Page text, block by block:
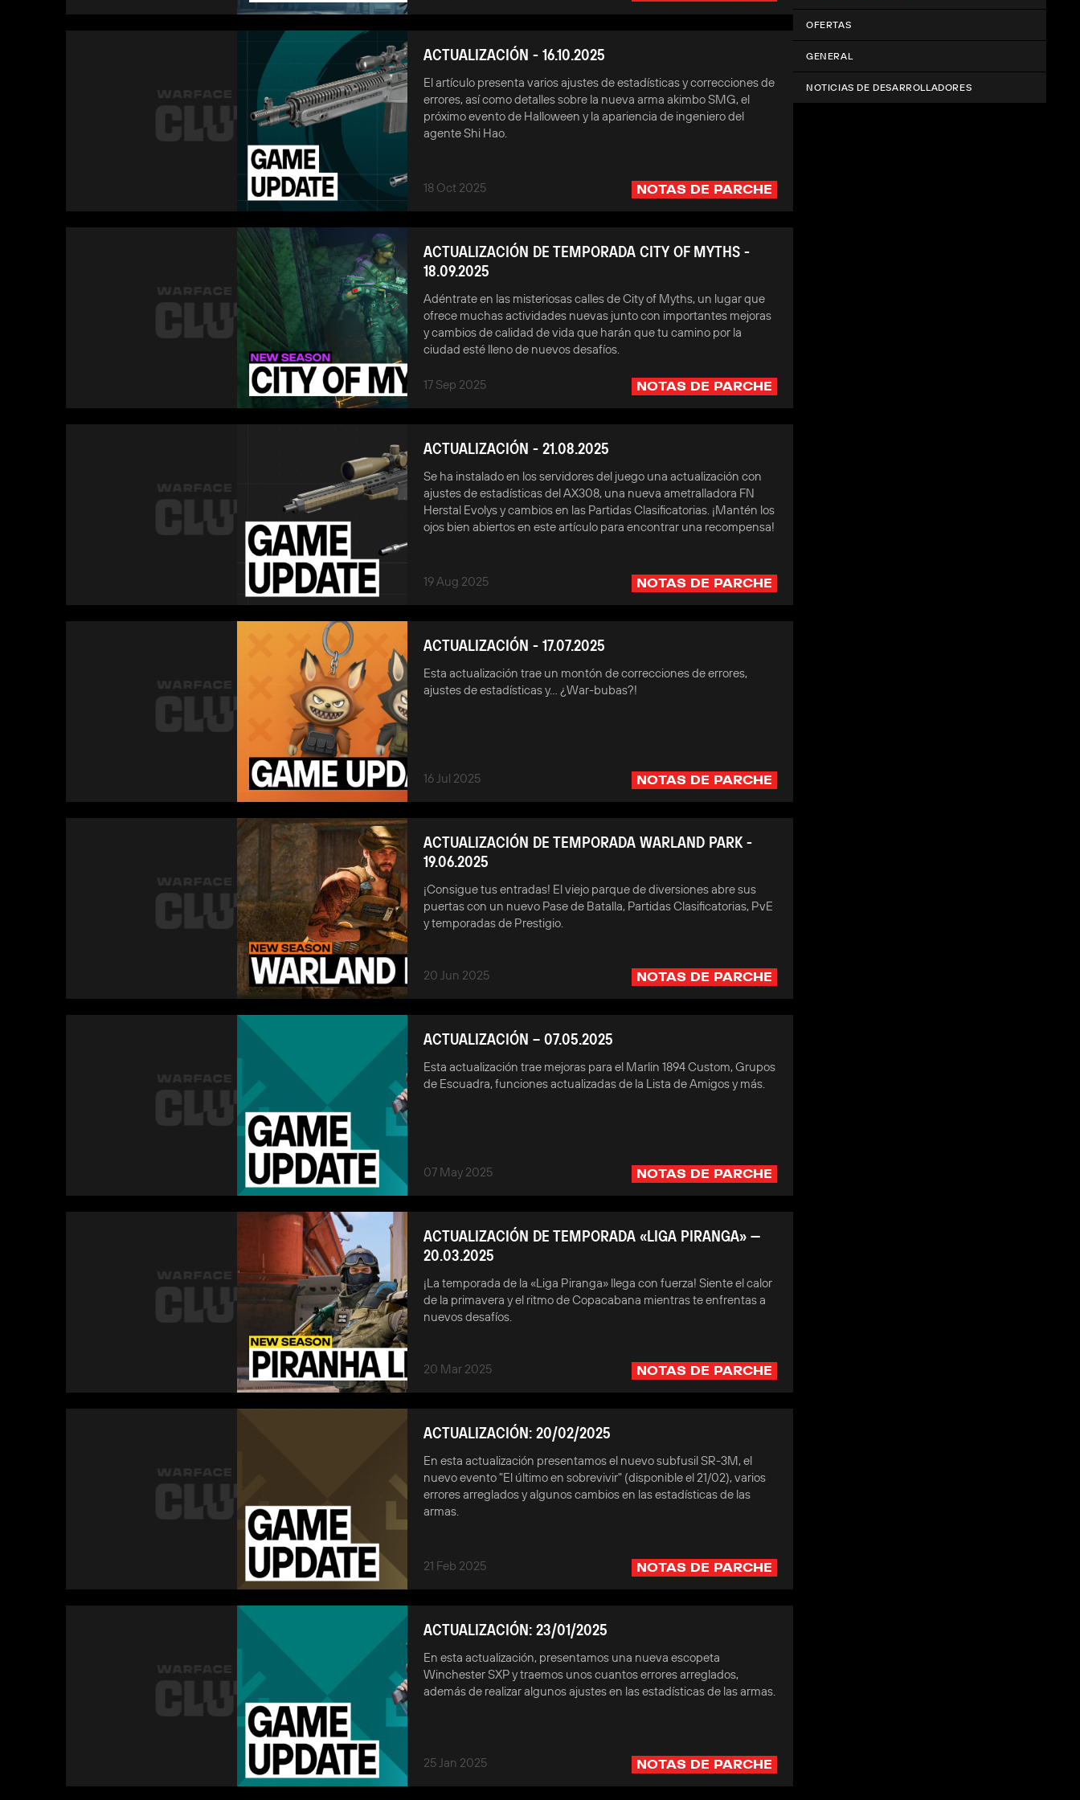
ACTUALIZACIÓN - 16.10.2025
El artículo presenta varios ajustes de estadísticas y correcciones de
errores, así como detalles sobre la nueva arma akimbo SMG, el
próximo evento de Halloween y la apariencia de ingeniero del
agente Shi Hao.
18 Oct 2025 NOTAS DE PARCHE
ACTUALIZACIÓN DE TEMPORADA CITY OF MYTHS -
18.09.2025
Adéntrate en las misteriosas calles de City of Myths, un lugar que
ofrece muchas actividades nuevas junto con importantes mejoras
y cambios de calidad de vida que harán que tu camino por la
ciudad esté lleno de nuevos desafíos.
17 Sep 2025 NOTAS DE PARCHE
ACTUALIZACIÓN - 21.08.2025
Se ha instalado en los servidores del juego una actualización con
ajustes de estadísticas del AX308, una nueva ametralladora FN
Herstal Evolys y cambios en las Partidas Clasificatorias. ¡Mantén los
ojos bien abiertos en este artículo para encontrar una recompensa!
19 Aug 2025 NOTAS DE PARCHE
ACTUALIZACIÓN - 17.07.2025
Esta actualización trae un montón de correcciones de errores,
ajustes de estadísticas y... ¿War-bubas?!
16 Jul 2025 NOTAS DE PARCHE
ACTUALIZACIÓN DE TEMPORADA WARLAND PARK -
19.06.2025
¡Consigue tus entradas! El viejo parque de diversiones abre sus
puertas con un nuevo Pase de Batalla, Partidas Clasificatorias, PvE
y temporadas de Prestigio.
20 Jun 2025 NOTAS DE PARCHE
ACTUALIZACIÓN – 07.05.2025
Esta actualización trae mejoras para el Marlin 1894 Custom, Grupos
de Escuadra, funciones actualizadas de la Lista de Amigos y más.
07 May 2025 NOTAS DE PARCHE
ACTUALIZACIÓN DE TEMPORADA «LIGA PIRANGA» —
20.03.2025
¡La temporada de la «Liga Piranga» llega con fuerza! Siente el calor
de la primavera y el ritmo de Copacabana mientras te enfrentas a
nuevos desafíos.
20 Mar 2025 NOTAS DE PARCHE
ACTUALIZACIÓN: 20/02/2025
En esta actualización presentamos el nuevo subfusil SR-3M, el
nuevo evento "El último en sobrevivir" (disponible el 21/02), varios
errores arreglados y algunos cambios en las estadísticas de las
armas.
21 Feb 2025 NOTAS DE PARCHE
ACTUALIZACIÓN: 23/01/2025
En esta actualización, presentamos una nueva escopeta
Winchester SXP y traemos unos cuantos errores arreglados,
además de realizar algunos ajustes en las estadísticas de las armas.
25 Jan 2025 NOTAS DE PARCHE
OFERTAS
GENERAL
NOTICIAS DE DESARROLLADORES